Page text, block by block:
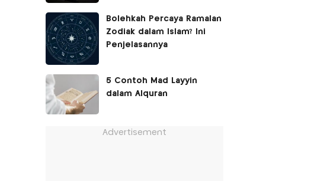
Bolehkah Percaya Ramalan
Zodiak dalam Islam? Ini
Penjelasannya
5 Contoh Mad Layyin
dalam Alquran
Advertisement